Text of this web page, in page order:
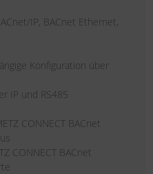
IP, BACnet Ethernet,
Konfiguration über
IP und RS485
CONNECT BACnet
CONNECT BACnet